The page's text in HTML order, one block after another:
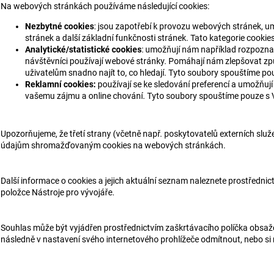
Na webových stránkách používáme následující cookies:
Nezbytné cookies: jsou zapotřebí k provozu webových stránek,
stránek a další základní funkčnosti stránek. Tato kategorie
Analytické/statistické cookies: umožňují nám například
návštěvníci používají webové stránky. Pomáhají nám zlepšovat
uživatelům snadno najít to, co hledají. Tyto soubory spouštíme
Reklamní cookies: používají se ke sledování preferencí a
vašemu zájmu a online chování. Tyto soubory spouštíme pouze s
Upozorňujeme, že třetí strany (včetně např. poskytovatelů externích
údajům shromažďovaným cookies na webových stránkách.
Další informace o cookies a jejich aktuální seznam naleznete
položce Nástroje pro vývojáře.
Souhlas může být vyjádřen prostřednictvím zaškrtávacího políčka
následně v nastavení svého internetového prohlížeče odmítnout, nebo